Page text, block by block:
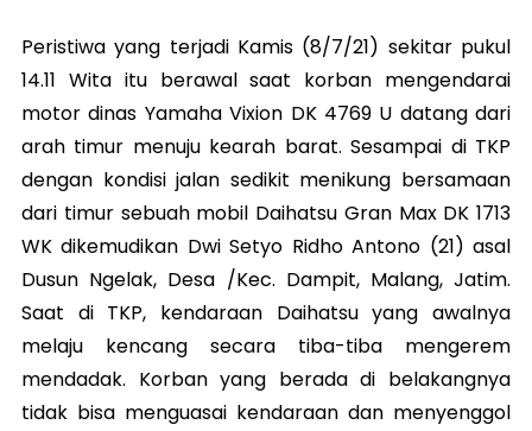
Peristiwa yang terjadi Kamis (8/7/21) sekitar pukul
14.11 Wita itu berawal saat korban mengendarai
motor dinas Yamaha Vixion DK 4769 U datang dari
arah timur menuju kearah barat. Sesampai di TKP
dengan kondisi jalan sedikit menikung bersamaan
dari timur sebuah mobil Daihatsu Gran Max DK 1713
WK dikemudikan Dwi Setyo Ridho Antono (21) asal
Dusun Ngelak, Desa /Kec. Dampit, Malang, Jatim.
Saat di TKP, kendaraan Daihatsu yang awalnya
melaju kencang secara tiba-tiba mengerem
mendadak. Korban yang berada di belakangnya
tidak bisa menguasai kendaraan dan menyenggol